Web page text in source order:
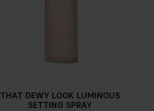
THAT DEWY LOOK LUMINOUS
SETTING SPRAY